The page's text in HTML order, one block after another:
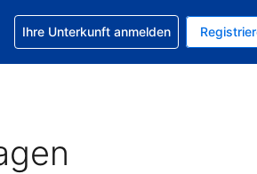
Ihre aktuelle Währung ist EUR
Ihre Sprache. Ihre aktuelle Sprache
Hilfe bei Ihrer Buchung erhalten
Ihre Unterkunft anmelden